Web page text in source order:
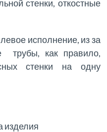
стенки, откостные
исполнение, из за
трубы, как правило,
стенки на одну
изделия